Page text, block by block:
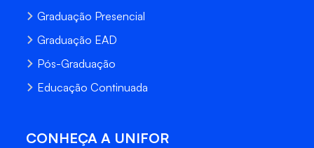
Graduação Presencial
Graduação EAD
Pós-Graduação
Educação Continuada
CONHEÇA A UNIFOR